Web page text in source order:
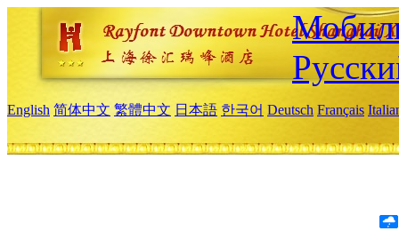
English 简体中文 繁體中文 日本語 한국어 Deutsch Français